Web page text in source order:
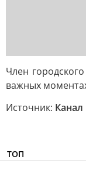
Член
важных
Источник:
ТОП